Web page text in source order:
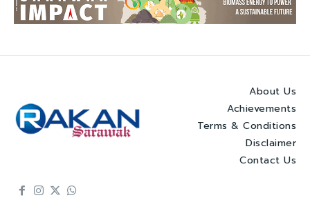
About Us
Achievements
Terms & Conditions
Disclaimer
Contact Us